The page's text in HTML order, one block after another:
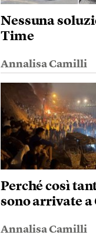
Nessuna
Time
Annalisa Camilli
Perché così
sono arrivate a
Annalisa Camilli